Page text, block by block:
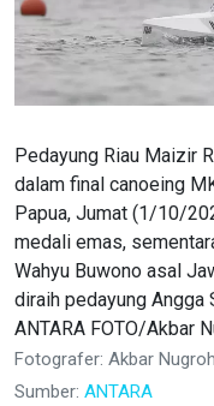
Pedayung Riau Maizir
dalam final canoeing
Papua, Jumat (1/10/
medali emas,
Wahyu Buwono asal
diraih pedayung Angga
ANTARA FOTO/Akbar
Fotografer: Akbar
Sumber: ANTARA